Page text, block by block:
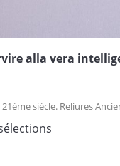
alla vera
siècle. Reliures